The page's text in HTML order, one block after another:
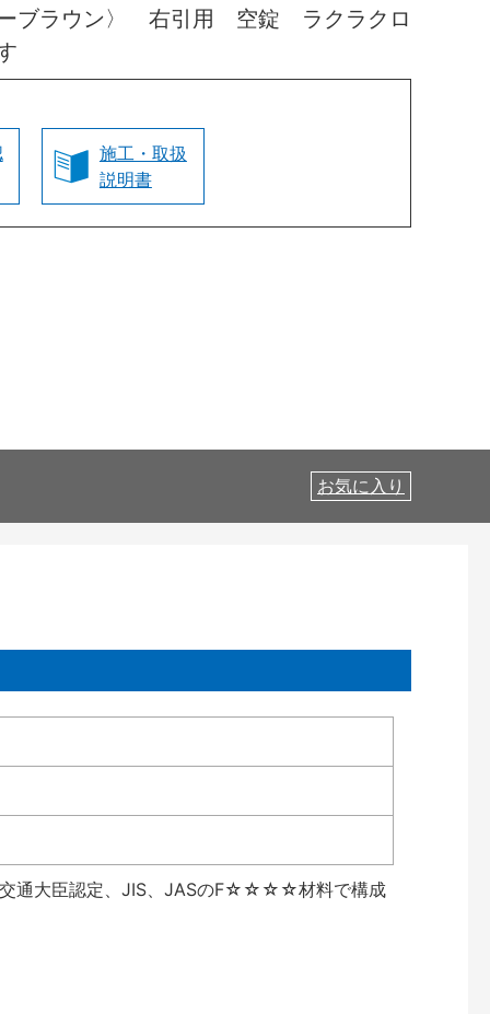
ブラウン〉 右引用 空錠 ラクラクロ
施工・取扱
説明書
お気に入り
交通大臣認定、JIS、JASのF☆☆☆☆材料で構成